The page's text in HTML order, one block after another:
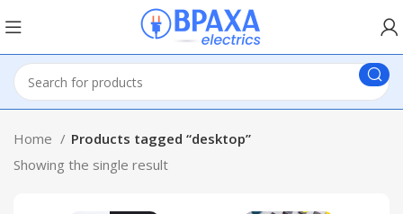
Home
Products tagged “desktop”
Showing the single result